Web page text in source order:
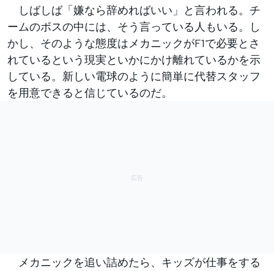
しばしば「嫌なら辞めればいい」と言われる。チ
ームのボスの中には、そう言っている人もいる。し
かし、そのような態度はメカニックがF1で必要とさ
れているという現実といかにかけ離れているかを示
している。新しい電球のように簡単に代替スタッフ
を用意できると信じているのだ。
メカニックを追い詰めたら、キッズが仕事をする